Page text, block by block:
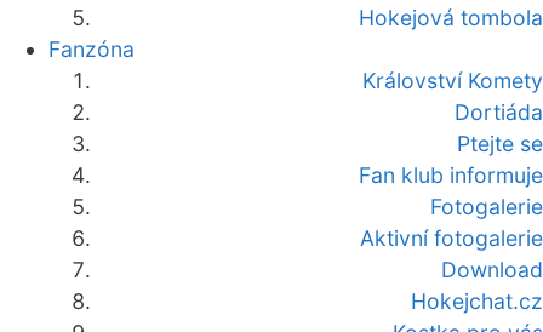
Hokejová tombola
Fanzóna
Království Komety
Dortiáda
Ptejte se
Fan klub informuje
Fotogalerie
Aktivní fotogalerie
Download
Hokejchat.cz